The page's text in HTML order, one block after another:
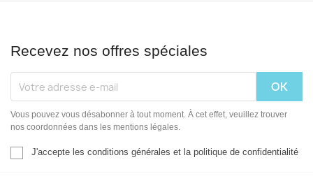
Recevez nos offres spéciales
Vous pouvez vous désabonner à tout moment. À cet effet, veuillez trouver
nos coordonnées dans les mentions légales.
J'accepte les conditions générales et la politique de confidentialité